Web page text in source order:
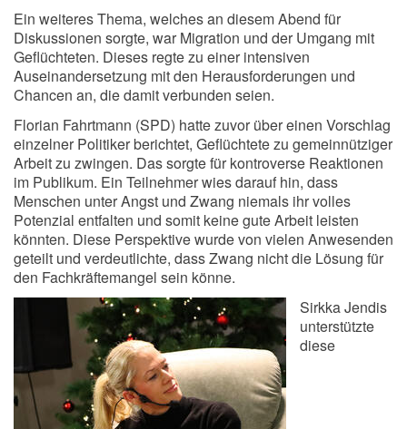
Ein weiteres Thema, welches an diesem Abend für
Diskussionen sorgte, war Migration und der Umgang mit
Geflüchteten. Dieses regte zu einer intensiven
Auseinandersetzung mit den Herausforderungen und
Chancen an, die damit verbunden seien.
Florian Fahrtmann (SPD) hatte zuvor über einen Vorschlag
einzelner Politiker berichtet, Geflüchtete zu gemeinnütziger
Arbeit zu zwingen. Das sorgte für kontroverse Reaktionen
im Publikum. Ein Teilnehmer wies darauf hin, dass
Menschen unter Angst und Zwang niemals ihr volles
Potenzial entfalten und somit keine gute Arbeit leisten
könnten. Diese Perspektive wurde von vielen Anwesenden
geteilt und verdeutlichte, dass Zwang nicht die Lösung für
den Fachkräftemangel sein könne.
Sirkka Jendis
unterstützte
diese